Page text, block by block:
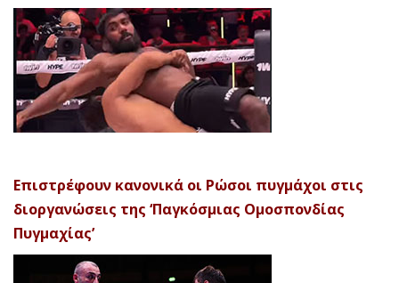
Επιστρέφουν κανονικά οι Ρώσοι πυγμάχοι στις
διοργανώσεις της ‘Παγκόσμιας Ομοσπονδίας
Πυγμαχίας’